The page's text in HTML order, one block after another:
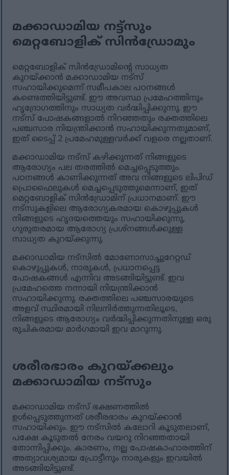
മക്കാഡാമിയ നട്ട്സും
മെറ്റബോളിക് സിൻഡ്രോമും
മെറ്റബോളിക് സിൻഡ്രോമിന്റെ സാധ്യത
കുറയ്ക്കാൻ മക്കാഡാമിയ നട്‌സ്
സഹായിക്കുമെന്ന് സമീപകാല പഠനങ്ങൾ
കണ്ടെത്തിയിട്ടുണ്ട്. ഈ അവസ്ഥ പ്രമേഹത്തിനും
ഹൃദ്രോഗത്തിനും സാധ്യത വർദ്ധിപ്പിക്കുന്നു. ഈ
നട്‌സ് പോഷകങ്ങളാൽ നിറഞ്ഞതും രക്തത്തിലെ
പഞ്ചസാര നിയന്ത്രിക്കാൻ സഹായിക്കുന്നതുമാണ്,
ഇത് ടൈപ്പ് 2 പ്രമേഹമുള്ളവർക്ക് വളരെ നല്ലതാണ്.
മക്കാഡാമിയ നട്‌സ് കഴിക്കുന്നത് നിങ്ങളുടെ
ആരോഗ്യം പല തരത്തിൽ മെച്ചപ്പെടുത്തും.
പഠനങ്ങൾ കാണിക്കുന്നത് അവ നിങ്ങളുടെ ലിപിഡ്
പ്രൊഫൈലുകൾ മെച്ചപ്പെടുത്തുമെന്നാണ്, ഇത്
മെറ്റബോളിക് സിൻഡ്രോമിന് പ്രധാനമാണ്. ഈ
നട്‌സുകളിലെ ആരോഗ്യകരമായ കൊഴുപ്പുകൾ
നിങ്ങളുടെ ഹൃദയത്തെയും സഹായിക്കുന്നു,
ഗുരുതരമായ ആരോഗ്യ പ്രശ്‌നങ്ങൾക്കുള്ള
സാധ്യത കുറയ്ക്കുന്നു.
മക്കാഡാമിയ നട്‌സിൽ മോണോസാച്ചുറേറ്റഡ്
കൊഴുപ്പുകൾ, നാരുകൾ, പ്രധാനപ്പെട്ട
പോഷകങ്ങൾ എന്നിവ അടങ്ങിയിട്ടുണ്ട്. ഇവ
പ്രമേഹത്തെ നന്നായി നിയന്ത്രിക്കാൻ
സഹായിക്കുന്നു. രക്തത്തിലെ പഞ്ചസാരയുടെ
അളവ് സ്ഥിരമായി നിലനിർത്തുന്നതിലൂടെ,
നിങ്ങളുടെ ആരോഗ്യം വർദ്ധിപ്പിക്കുന്നതിനുള്ള ഒരു
രുചികരമായ മാർഗമായി ഇവ മാറുന്നു.
ശരീരഭാരം കുറയ്ക്കലും
മക്കാഡാമിയ നട്സും
മക്കാഡാമിയ നട്‌സ് ഭക്ഷണത്തിൽ
ഉൾപ്പെടുത്തുന്നത് ശരീരഭാരം കുറയ്ക്കാൻ
സഹായിക്കും. ഈ നട്‌സിൽ കലോറി കൂടുതലാണ്,
പക്ഷേ കൂടുതൽ നേരം വയറു നിറഞ്ഞതായി
തോന്നിപ്പിക്കും. കാരണം, നല്ല പോഷകാഹാരത്തിന്
അത്യാവശ്യമായ പ്രോട്ടീനും നാരുകളും ഇവയിൽ
അടങ്ങിയിട്ടുണ്ട്.